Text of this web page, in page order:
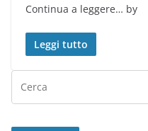
Continua a leggere… by
Leggi tutto